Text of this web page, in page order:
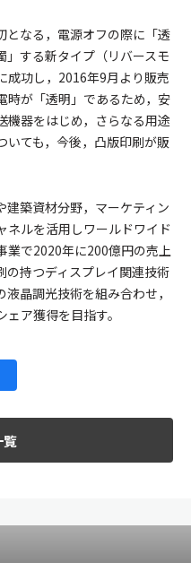
となる，電源オフの際に「透
する新タイプ（リバースモ
成功し，2016年9月より販売
時が「透明」であるため，安
機器をはじめ，さらなる用途
いても，今後，凸版印刷が販
建築資材分野，マーケティン
ネルを活用しワールドワイド
業で2020年に200億円の売上
の持つディスプレイ関連技術
晶調光技術を組み合わせ，
ア獲得を目指す。
覧